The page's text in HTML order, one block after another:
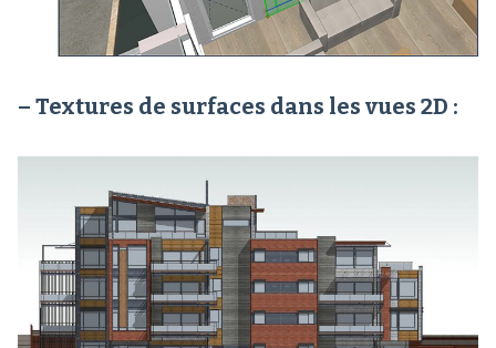
– Textures de surfaces dans les vues 2D :